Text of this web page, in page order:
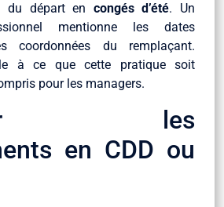
du départ en congés d’été. Un
mentionne les dates
coordonnées du remplaçant.
à ce que cette pratique soit
pour les managers.
les
en CDD ou